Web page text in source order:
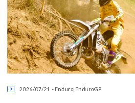
2026/07/21 - Enduro EnduroGP